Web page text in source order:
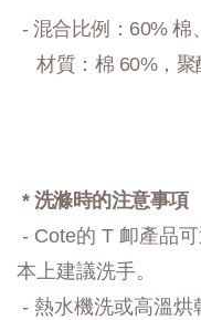
- 混合比例： 60% 棉
材質：棉 60%，聚
* 洗滌時的注意事項
- Cote的 T 卹產品
本上建議洗手。
- 熱水機洗或高溫烘